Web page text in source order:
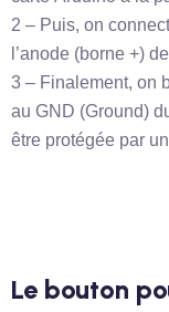
2 – Puis, on
l’anode (borne +)
3 – Finalement, on
au GND (Ground)
être protégée par
Le bouton